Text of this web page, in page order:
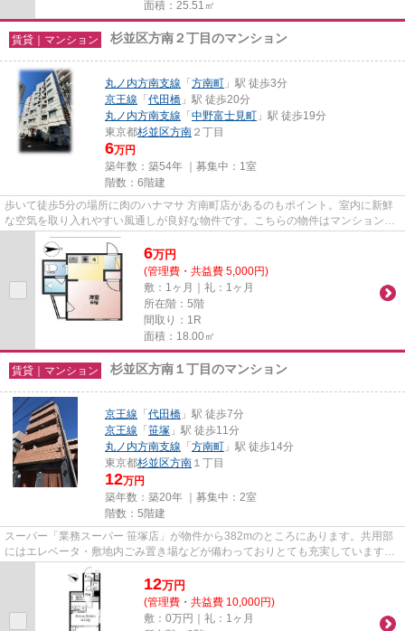
面積：25.51㎡
賃貸｜マンション 杉並区方南２丁目のマンション
丸ノ内方南支線 「方南町 」駅 徒歩3分
京王線 「代田橋 」駅 徒歩20分
丸ノ内方南支線 「中野富士見町 」駅 徒歩19分
東京都杉並区方南 ２丁目
6万円
築年数：築54年 ｜募集中： 1室
階数：6階建
歩いて徒歩5分の場所に肉のハナマサ 方南町店があるのもポイント。室内に新鮮
な空気を取り入れやすい風通しが良好な物件です。こちらの物件はマンションで
す。クレジットカードで初期...
6万円
(管理費・共益費 5,000円)
敷：1ヶ月｜礼：1ヶ月
所在階：5階
間取り：1R
面積：18.00㎡
賃貸｜マンション 杉並区方南１丁目のマンション
京王線 「代田橋 」駅 徒歩7分
京王線 「笹塚 」駅 徒歩11分
丸ノ内方南支線 「方南町 」駅 徒歩14分
東京都杉並区方南 １丁目
12万円
築年数：築20年 ｜募集中： 2室
階数：5階建
スーパー「業務スーパー 笹塚店」が物件から382mのところにあります。共用部
にはエレベータ・敷地内ごみ置き場などが備わっておりとても充実しています。
造りとデザインに関して、自信...
12万円
(管理費・共益費 10,000円)
敷：0万円｜礼：1ヶ月